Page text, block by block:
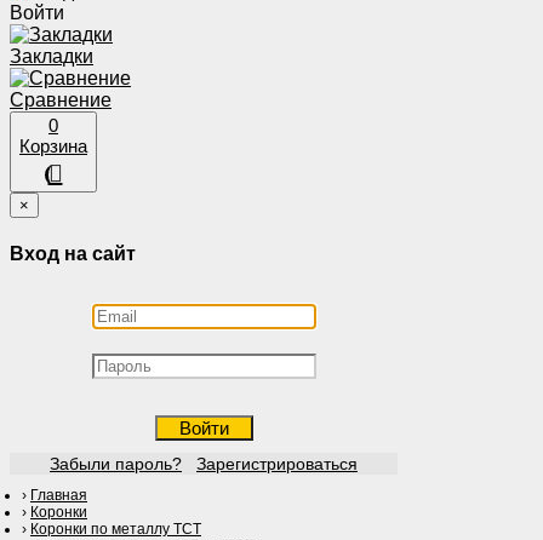
Войти
Закладки
Сравнение
0
Корзина
×
Вход на сайт
Войти
Забыли пароль? Зарегистрироваться
Главная
Коронки
Коронки по металлу ТСТ